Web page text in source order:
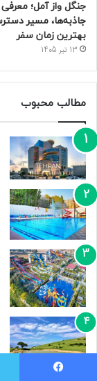
جنگل واز آمل؛
جاذبه‌ها، مسیر
بهترین زمان سفر
13 تیر 1405
مطالب محبوب